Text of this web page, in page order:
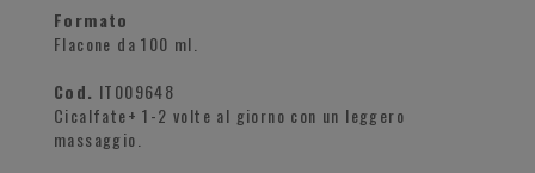
Formato
Flacone da 100 ml.
Cod. IT009648
Cicalfate+ 1-2 volte al giorno con un leggero
massaggio.